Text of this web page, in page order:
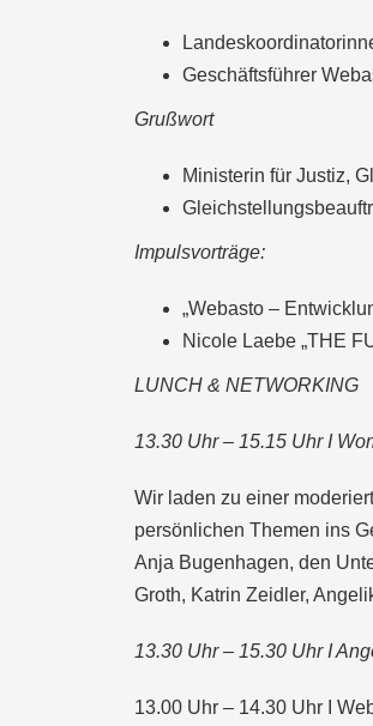
Geschäftsführer
Grußwort
Ministerin für Justiz,
Impulsvorträge:
„Webasto –
Nicole Laebe „THE
LUNCH & NETWORKING
13.30 Uhr – 15.15 Uhr I
Wir laden zu einer
persönlichen Themen ins
Anja Bugenhagen, den
Groth, Katrin Zeidler,
13.30 Uhr – 15.30 Uhr I
13.00 Uhr – 14.30 Uhr I